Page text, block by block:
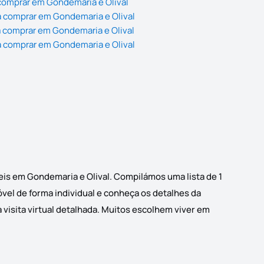
em Gondemaria e Olival
em Gondemaria e Olival
em Gondemaria e Olival
em Gondemaria e Olival. Compilámos uma lista de 1
de forma individual e conheça os detalhes da
virtual detalhada. Muitos escolhem viver em